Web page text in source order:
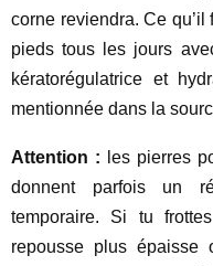
corne reviendra. Ce qu’il
pieds tous les jours
kératorégulatrice et
mentionnée dans la
Attention : les pierres
donnent parfois un
temporaire. Si tu
repousse plus épaisse